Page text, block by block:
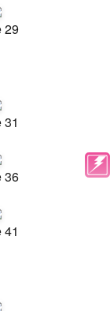
29
31
36
41